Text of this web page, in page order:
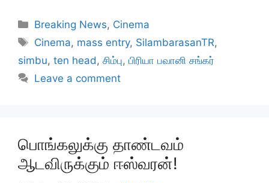
Categories
Breaking News, Cinema
Tags
Cinema, mass entry, SilambarasanTR,
simbu, ten head, சிம்பு, பிரியா பவானி சங்கர்
Leave a comment
பொங்கலுக்கு தாண்டவம்
ஆடவிருக்கும் ஈஸ்வரன்!